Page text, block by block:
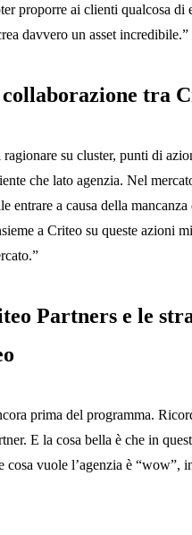
proporre ai clienti qualcosa di
davvero un asset incredibile.”
tra
su cluster, punti di
che lato agenzia. Nel
entrare a causa della
a Criteo su queste azioni
Partners e le
prima del programma.
E la cosa bella è che in
cosa vuole l’agenzia è “wow”,